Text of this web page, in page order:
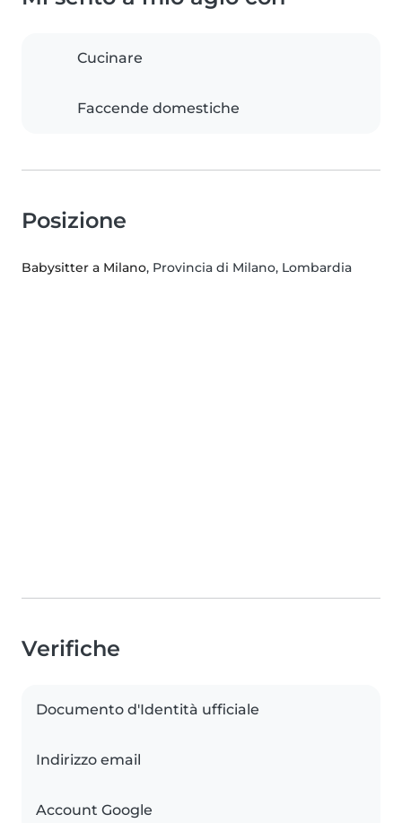
Cucinare
Faccende domestiche
Posizione
Babysitter a Milano, Provincia di Milano, Lombardia
Verifiche
Documento d'Identità ufficiale
Indirizzo email
Account Google